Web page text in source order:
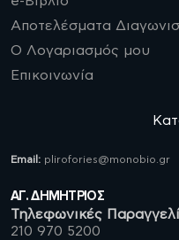
Αποτελέσματα
Ο Λογαριασμός μου
Επικοινωνία
Email: plirofories@monobio.gr
ΑΓ. ΔΗΜΗΤΡΙΟΣ
Τηλεφωνικές
210 970 5200